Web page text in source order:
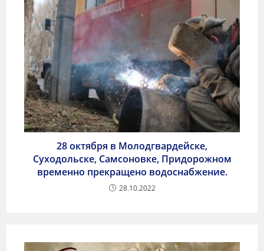
28 октября в Молодгвардейске,
Суходольске, Самсоновке, Придорожном
временно прекращено водоснабжение.
28.10.2022